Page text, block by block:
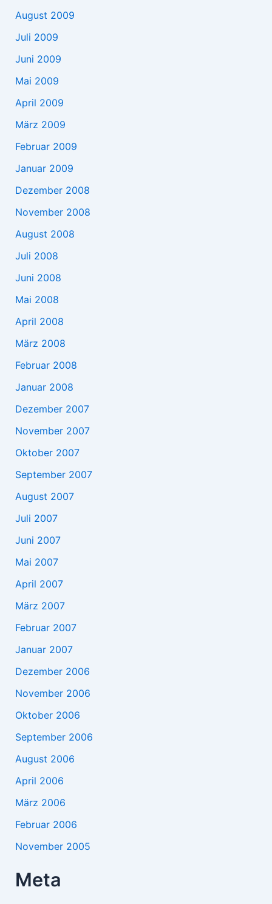
August 2009
Juli 2009
Juni 2009
Mai 2009
April 2009
März 2009
Februar 2009
Januar 2009
Dezember 2008
November 2008
August 2008
Juli 2008
Juni 2008
Mai 2008
April 2008
März 2008
Februar 2008
Januar 2008
Dezember 2007
November 2007
Oktober 2007
September 2007
August 2007
Juli 2007
Juni 2007
Mai 2007
April 2007
März 2007
Februar 2007
Januar 2007
Dezember 2006
November 2006
Oktober 2006
September 2006
August 2006
April 2006
März 2006
Februar 2006
November 2005
Meta